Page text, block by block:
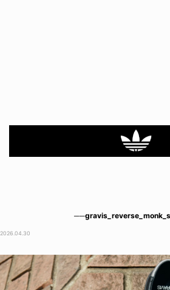
2026.04.30